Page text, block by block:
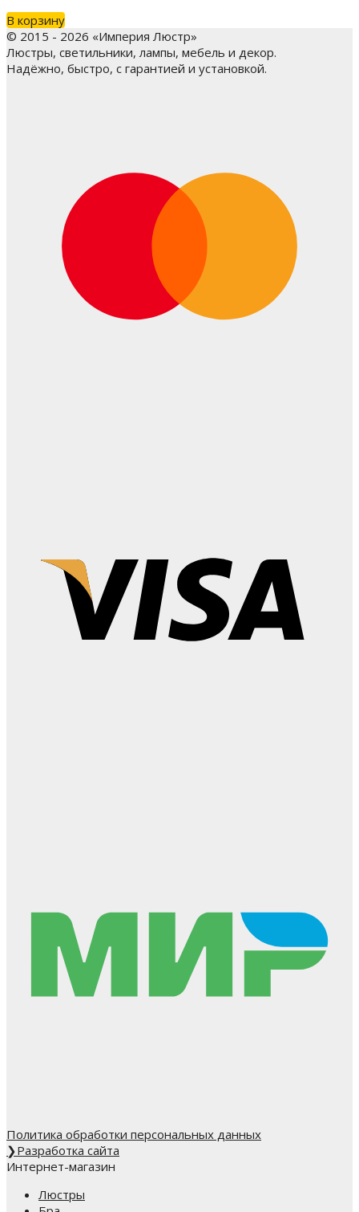
В корзину
© 2015 - 2026 «Империя Люстр»
Люстры, светильники, лампы, мебель и декор.
Надёжно, быстро, с гарантией и установкой.
Политика обработки персональных данных
❯Разработка сайта
Интернет-магазин
Люстры